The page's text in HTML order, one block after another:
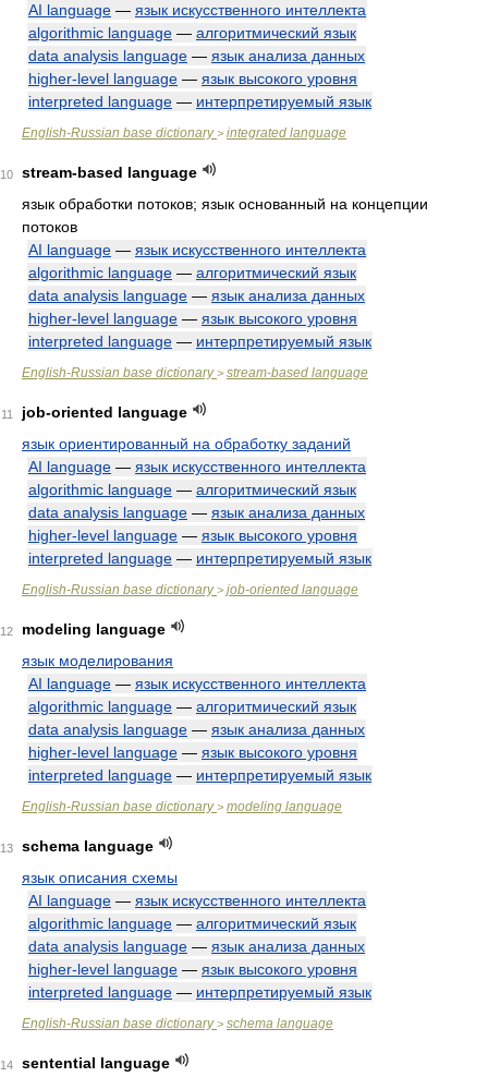
AI language — язык искусственного интеллекта
algorithmic language — алгоритмический язык
data analysis language — язык анализа данных
higher-level language — язык высокого уровня
interpreted language — интерпретируемый язык
English-Russian base dictionary> integrated language
10
stream-based language
язык обработки потоков; язык основанный на концепции
потоков
AI language — язык искусственного интеллекта
algorithmic language — алгоритмический язык
data analysis language — язык анализа данных
higher-level language — язык высокого уровня
interpreted language — интерпретируемый язык
English-Russian base dictionary> stream-based language
11
job-oriented language
язык ориентированный на обработку заданий
AI language — язык искусственного интеллекта
algorithmic language — алгоритмический язык
data analysis language — язык анализа данных
higher-level language — язык высокого уровня
interpreted language — интерпретируемый язык
English-Russian base dictionary> job-oriented language
12
modeling language
язык моделирования
AI language — язык искусственного интеллекта
algorithmic language — алгоритмический язык
data analysis language — язык анализа данных
higher-level language — язык высокого уровня
interpreted language — интерпретируемый язык
English-Russian base dictionary> modeling language
13
schema language
язык описания схемы
AI language — язык искусственного интеллекта
algorithmic language — алгоритмический язык
data analysis language — язык анализа данных
higher-level language — язык высокого уровня
interpreted language — интерпретируемый язык
English-Russian base dictionary> schema language
14
sentential language